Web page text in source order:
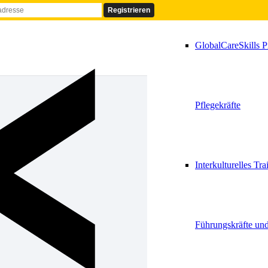
GlobalCareSkills
Pflegekräfte
Interkulturelles
Führungskräfte